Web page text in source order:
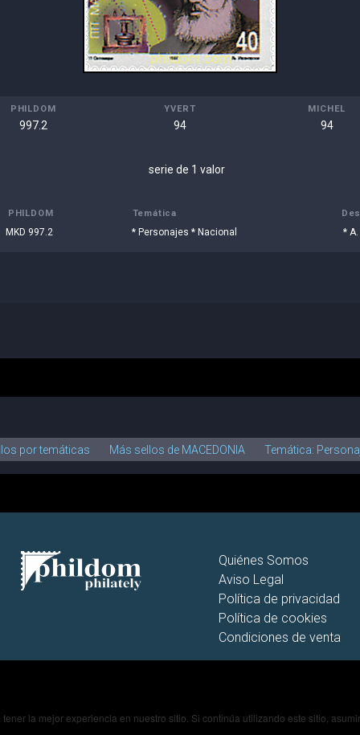
PHILDOM
997.2
YVERT
94
MICHEL
94
serie de 1 valor
PHILDOM Temática
MKD 997.2 * Personajes * Nacional *
por temáticas Más sellos de MACEDONIA Temática:
Quiénes Somos
Aviso Legal
Política de privacidad
Política de cookies
Condiciones de venta